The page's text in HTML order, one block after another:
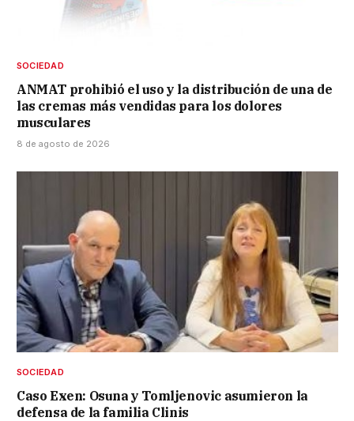
SOCIEDAD
ANMAT prohibió el uso y la distribución de una de
las cremas más vendidas para los dolores
musculares
8 de agosto de 2026
SOCIEDAD
Caso Exen: Osuna y Tomljenovic asumieron la
defensa de la familia Clinis